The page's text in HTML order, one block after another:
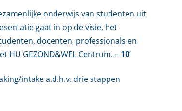
onderwijs van studenten uit
gaat in op de visie, het
docenten, professionals en
GEZOND&WEL Centrum. – 10’
intake a.d.h.v. drie stappen